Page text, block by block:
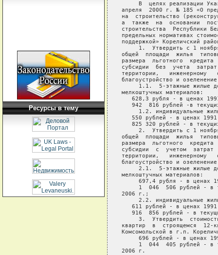
Ресурсы в тему
В  целях реализации
апреля  2000 г. № 185 «О
на  строительство
а  также  на  основании
строительства
предельных нормативах
поддержкой» Кореличский
1.  Утвердить с 1
общей  площади  жилья
размера  льготного
субсидии  без  учета
территории,   инженерному
благоустройство и
1.1.  5-этажные жилые
мелкоштучных материалов:
628,3 рубля - в ценах
942  816 рублей -в
1.2. индивидуальные
550 рублей - в ценах
825 320 рублей - в
2.  Утвердить с 1
общей  площади  жилья
размера  льготного
субсидии  с  учетом  затрат
территории,   инженерному
благоустройство и
2.1.  5-этажные жилые
мелкоштучных материалов:
697,4 рубля - в ценах
1  046  506 рублей - в
2006 г.;
2.2. индивидуальные
611 рублей - в ценах
916  856 рублей - в
3.  Утвердить
квартир  в  строящемся
Комсомольской в г.п.
696 рублей - в ценах
1  044  405 рублей - в
2006 г.